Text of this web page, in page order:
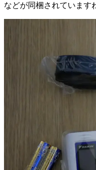
などが同梱されています